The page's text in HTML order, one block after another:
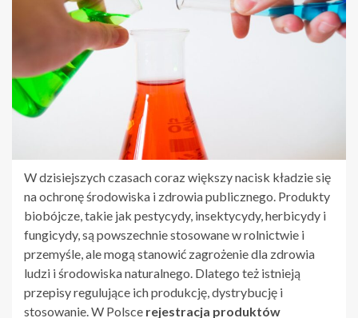
W dzisiejszych czasach coraz większy nacisk kładzie się
na ochronę środowiska i zdrowia publicznego. Produkty
biobójcze, takie jak pestycydy, insektycydy, herbicydy i
fungicydy, są powszechnie stosowane w rolnictwie i
przemyśle, ale mogą stanowić zagrożenie dla zdrowia
ludzi i środowiska naturalnego. Dlatego też istnieją
przepisy regulujące ich produkcję, dystrybucję i
stosowanie. W Polsce rejestracja produktów